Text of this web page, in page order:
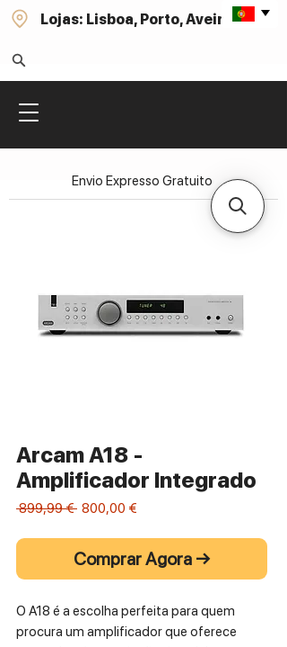
Lojas: Lisboa, Porto, Aveiro
Arcam A18 -
Amplificador Integrado
899,99 € Preço
800,00 €
Comprar Agora →
O A18 é a escolha perfeita para quem
procura um amplificador que oferece
Envio Expresso Gratuito